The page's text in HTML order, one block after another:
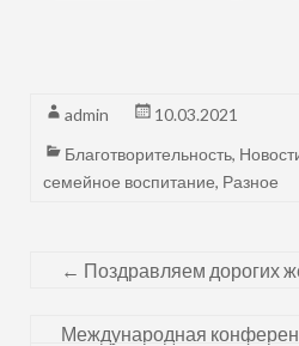
admin
10.03.2021
Благотворительность,
семейное воспитание, Разное
← Поздравляем дорогих
Международная